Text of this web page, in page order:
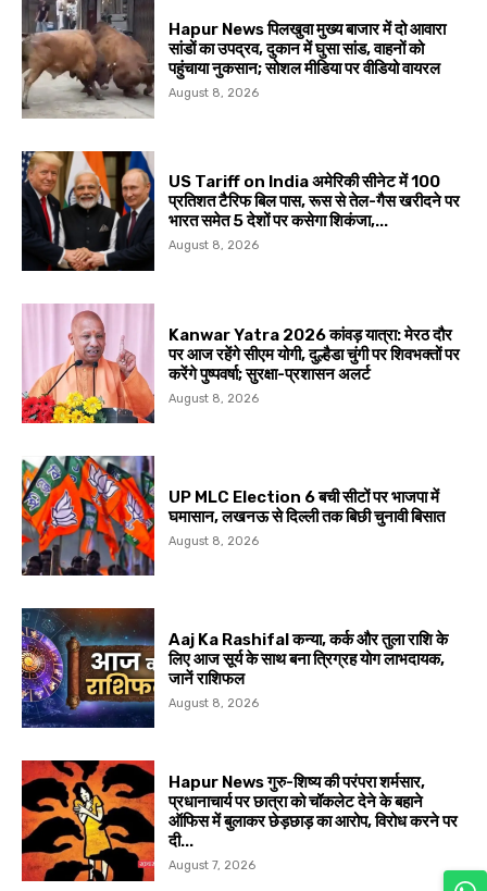
Hapur News पिलखुवा मुख्य बाजार में दो आवारा
सांडों का उपद्रव, दुकान में घुसा सांड, वाहनों को
पहुंचाया नुकसान; सोशल मीडिया पर वीडियो वायरल
August 8, 2026
US Tariff on India अमेरिकी सीनेट में 100
प्रतिशत टैरिफ बिल पास, रूस से तेल-गैस खरीदने पर
भारत समेत 5 देशों पर कसेगा शिकंजा,...
August 8, 2026
Kanwar Yatra 2026 कांवड़ यात्रा: मेरठ दौर
पर आज रहेंगे सीएम योगी, दुल्हैडा चुंगी पर शिवभक्तों पर
करेंगे पुष्पवर्षा; सुरक्षा-प्रशासन अलर्ट
August 8, 2026
UP MLC Election 6 बची सीटों पर भाजपा में
घमासान, लखनऊ से दिल्ली तक बिछी चुनावी बिसात
August 8, 2026
Aaj Ka Rashifal कन्या, कर्क और तुला राशि के
लिए आज सूर्य के साथ बना त्रिग्रह योग लाभदायक,
जानें राशिफल
August 8, 2026
Hapur News गुरु-शिष्य की परंपरा शर्मसार,
प्रधानाचार्य पर छात्रा को चॉकलेट देने के बहाने
ऑफिस में बुलाकर छेड़छाड़ का आरोप, विरोध करने पर
दी...
August 7, 2026